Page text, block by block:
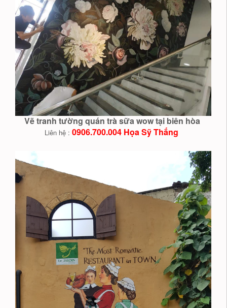
Vẽ tranh tường quán trà sữa wow tại biên hòa
Liên hệ : 0906.700.004 Họa Sỹ Thắng